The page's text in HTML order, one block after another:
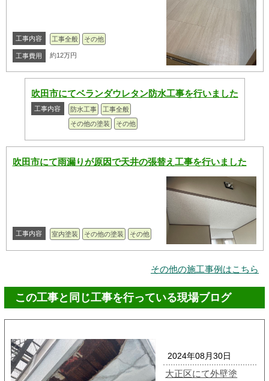
工事内容 工事全般 その他
工事費用 約12万円
吹田市にてベランダウレタン防水工事を行いました
工事内容 防水工事
工事全般
その他の塗装
その他
吹田市にて雨漏りが原因で天井の張替え工事を行いました
工事内容 室内塗装 その他の塗装 その他
その他の施工事例はこちら
この工事と同じ工事を行っている現場ブログ
2024年08月30日
大正区にて外壁塗